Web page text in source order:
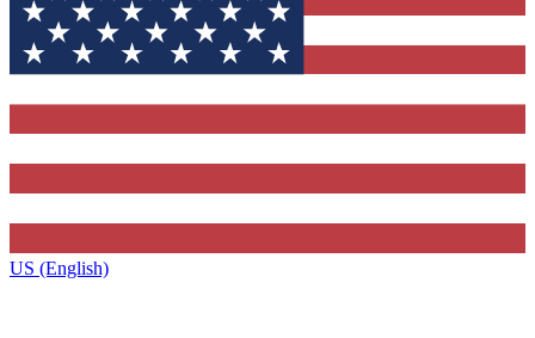
US (English)